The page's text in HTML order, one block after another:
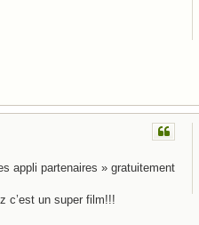
appli partenaires » gratuitement
c’est un super film!!!